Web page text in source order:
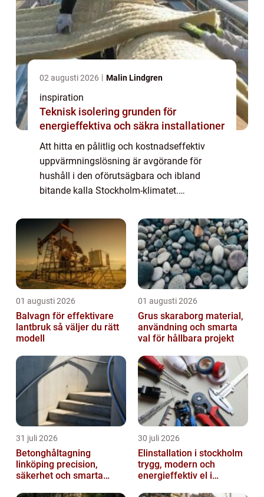
02 augusti 2026 Malin Lindgren
inspiration
Teknisk isolering grunden för
energieffektiva och säkra installationer
Att hitta en pålitlig och kostnadseffektiv
uppvärmningslösning är avgörande för
hushåll i den oförutsägbara och ibland
bitande kalla Stockholm-klimatet.
popul&au...
01 augusti 2026
Balvagn för effektivare
lantbruk så väljer du rätt
modell
01 augusti 2026
Grus skaraborg material,
användning och smarta
val för hållbara projekt
31 juli 2026
Betonghåltagning
linköping precision,
säkerhet och smarta
30 juli 2026
Elinstallation i stockholm
trygg, modern och
energieffektiv el i